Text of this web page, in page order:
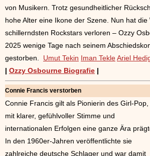
von Musikern. Trotz gesundheitlicher
hohe Alter eine Ikone der Szene. Nun hat
schillerndsten Rockstars verloren – Ozzy
2025 wenige Tage nach seinem
gestorben. Umut Tekin Iman TekleAriel
| Ozzy Osbourne Biografie |
Connie Francis verstorben
Connie Francis gilt als Pionierin des
mit klarer, gefühlvoller Stimme und
internationalen Erfolgen eine ganze Ära
In den 1960er-Jahren veröffentlichte sie
zahlreiche deutsche Schlager und war damit